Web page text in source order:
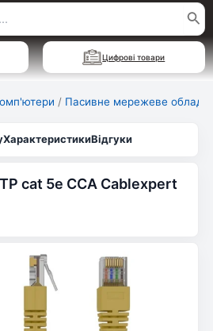
Цифрові товари
/ Пасивне мережеве
ХарактеристикиВідгуки
cat 5е CCA Cablexpert